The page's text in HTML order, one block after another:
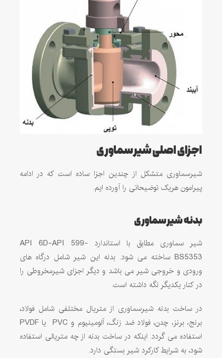
اجزای اصلی شیر سماوری
شیرسماوری متشکل از چندین اجزا ساده است که در ادامه
پیرامون هریک توضیحاتی را آورده ایم.
بدنه شیر سماوری
شیر سماوری مطابق با استاندارد API 6D-API 599-
BS5353 ساخته می شود. بدنه این شیر شامل درگاه های
ورودی و خروجی شیر می باشد و دیگر اجزای شیرمخروطی را
در کنار یکدیگر نگه داشته است.
در ساخت بدنه شیرسماوری از متریال مختلفی شامل فولاد،
برنج، برنز، چدن، فولاد ضد زنگ، آلومینیوم و PVC یا PVDF
استفاده می گردد. اینکه در ساخت بدنه از چه متریالی استفاده
شود، به شرایط کارکرد شیر بستگی دارد.